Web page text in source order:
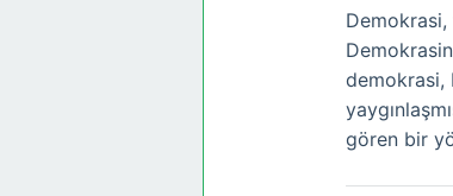
Demokrasi,
demokrasi,
gören bir